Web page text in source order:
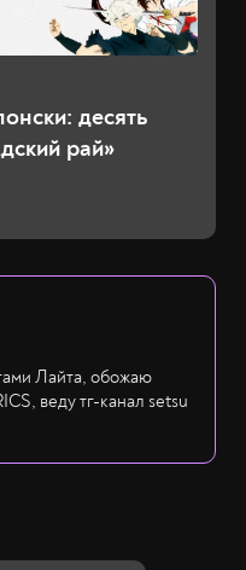
десять
рай»
Лайта, обожаю
веду тг-канал setsu